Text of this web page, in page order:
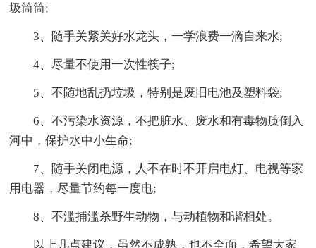
圾筒筒;
3、随手关紧关好水龙头，一学浪费一滴自来水;
4、尽量不使用一次性筷子;
5、不随地乱扔垃圾，特别是废旧电池及塑料袋;
6、不污染水资源，不把脏水、废水和有毒物质倒入
河中，保护水中小生命;
7、随手关闭电源，人不在时不开启电灯、电视等家
用电器，尽量节约每一度电;
8、不滥捕滥杀野生动物，与动植物和谐相处。
以上几点建议，虽然不成熟，也不全面，希望大家